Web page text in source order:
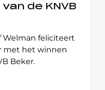
de KNVB
Welman feliciteert
met het winnen
Beker.